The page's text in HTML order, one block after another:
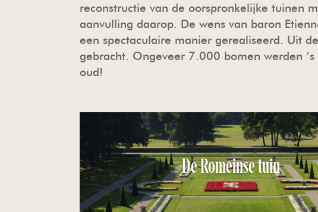
reconstructie van de oorspronkelijke tuinen
aanvulling daarop. De wens van baron
een spectaculaire manier gerealiseerd. Uit
gebracht. Ongeveer 7.000 bomen werden
oud!
De Romeinse tuin